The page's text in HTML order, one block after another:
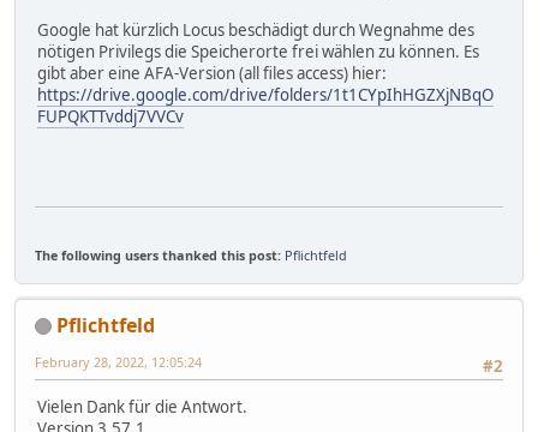
Google hat kürzlich Locus beschädigt durch Wegnahme des
nötigen Privilegs die Speicherorte frei wählen zu können. Es
gibt aber eine AFA-Version (all files access) hier:
https://drive.google.com/drive/folders/1t1CYpIhHGZXjNBqO
FUPQKTTvddj7VVCv
The following users thanked this post: Pflichtfeld
Pflichtfeld
#2
February 28, 2022, 12:05:24
Vielen Dank für die Antwort.